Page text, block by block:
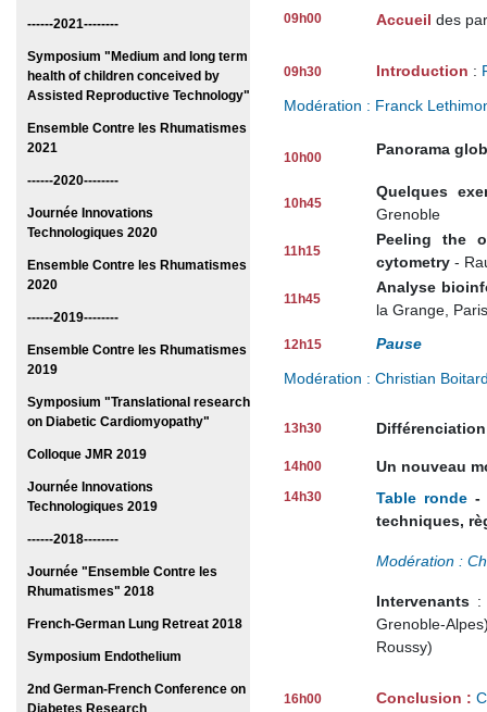
------2021--------
Symposium "Medium and long term
health of children conceived by
Assisted Reproductive Technology"
Ensemble Contre les Rhumatismes
2021
------2020--------
Journée Innovations
Technologiques 2020
Ensemble Contre les Rhumatismes
2020
------2019--------
Ensemble Contre les Rhumatismes
2019
Symposium "Translational research
on Diabetic Cardiomyopathy"
Colloque JMR 2019
Journée Innovations
Technologiques 2019
------2018--------
Journée "Ensemble Contre les
Rhumatismes" 2018
French-German Lung Retreat 2018
Symposium Endothelium
2nd German-French Conference on
Diabetes Research
09h00 Accueil des
09h30 Introduction :
Modération : Franck
10h00 Panorama
10h45
Quelques
Grenoble
11h15
Peeling the
cytometry -
11h45
Analyse
la Grange, Paris
12h15
Pause
Modération : Christian
13h30
14h00 Un nouveau
14h30 Table ronde -
techniques,
Modération :
Intervenants :
Grenoble-
Roussy)
16h00 Conclusion :